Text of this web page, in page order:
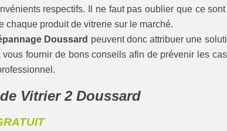
respectifs. Il ne faut pas oublier que ce
chaque produit de vitrerie sur le marché.
Doussard peuvent donc attribuer une
vous fournir de bons conseils afin de prévenir les
Vitrier 2 Doussard